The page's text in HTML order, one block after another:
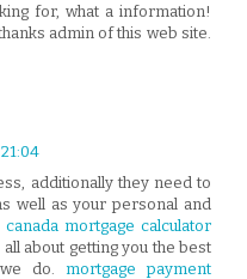
for, what a information!
admin of this web site.
additionally they need to
well as your personal and
canada mortgage calculator
about getting you the best
do. mortgage payment